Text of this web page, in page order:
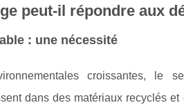
peut-il répondre aux
: une nécessité
croissantes, le
dans des matériaux recyclés